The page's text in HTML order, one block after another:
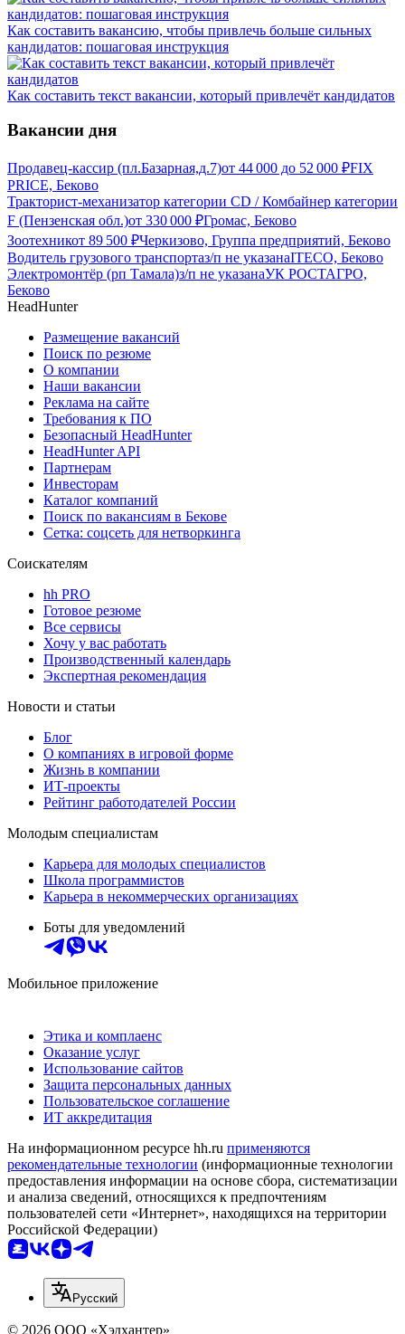
Как составить вакансию, чтобы привлечь больше сильных
кандидатов: пошаговая инструкция
Как составить текст вакансии, который привлечёт кандидатов
Вакансии дня
Продавец-кассир (пл.Базарная,д.7)от 44 000 до 52 000 ₽FIX
PRICE, Беково
Тракторист-механизатор категории CD / Комбайнер категории
F (Пензенская обл.)от 330 000 ₽Громас, Беково
Зоотехникот 89 500 ₽Черкизово, Группа предприятий, Беково
Водитель грузового транспортаз/п не указанаITECO, Беково
Электромонтёр (рп Тамала)з/п не указанаУК РОСТАГРО,
Беково
HeadHunter
Размещение вакансий
Поиск по резюме
О компании
Наши вакансии
Реклама на сайте
Требования к ПО
Безопасный HeadHunter
HeadHunter API
Партнерам
Инвесторам
Каталог компаний
Поиск по вакансиям в Бекове
Сетка: соцсеть для нетворкинга
Соискателям
hh PRO
Готовое резюме
Все сервисы
Хочу у вас работать
Производственный календарь
Экспертная рекомендация
Новости и статьи
Блог
О компаниях в игровой форме
Жизнь в компании
ИТ-проекты
Рейтинг работодателей России
Молодым специалистам
Карьера для молодых специалистов
Школа программистов
Карьера в некоммерческих организациях
Боты для уведомлений
Мобильное приложение
Этика и комплаенс
Оказание услуг
Использование сайтов
Защита персональных данных
Пользовательское соглашение
ИТ аккредитация
На информационном ресурсе hh.ru применяются
рекомендательные технологии (информационные технологии
предоставления информации на основе сбора, систематизации
и анализа сведений, относящихся к предпочтениям
пользователей сети «Интернет», находящихся на территории
Российской Федерации)
Русский
© 2026 ООО «Хэдхантер»